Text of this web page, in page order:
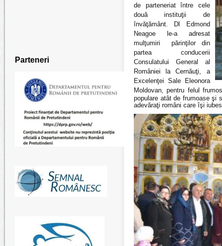
Parteneri
de parteneriat între cele
două instituţii de
învăţământ. Dl Edmond
Neagoe le-a adresat
mulţumiripărinţilordin
partea conducerii
Consulatului General al
României la Cernăuţi, a
Excelenţei Sale Eleonora
Moldovan, pentru felul
populare atât de frumoase şi
adevăraţi români care îşi